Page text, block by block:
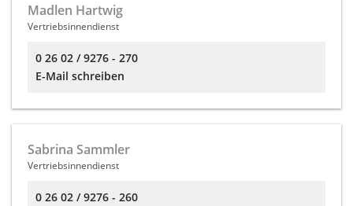
Madlen Hartwig
Vertriebsinnendienst
0 26 02 / 9276 - 270
E-Mail schreiben
Sabrina Sammler
Vertriebsinnendienst
0 26 02 / 9276 - 260